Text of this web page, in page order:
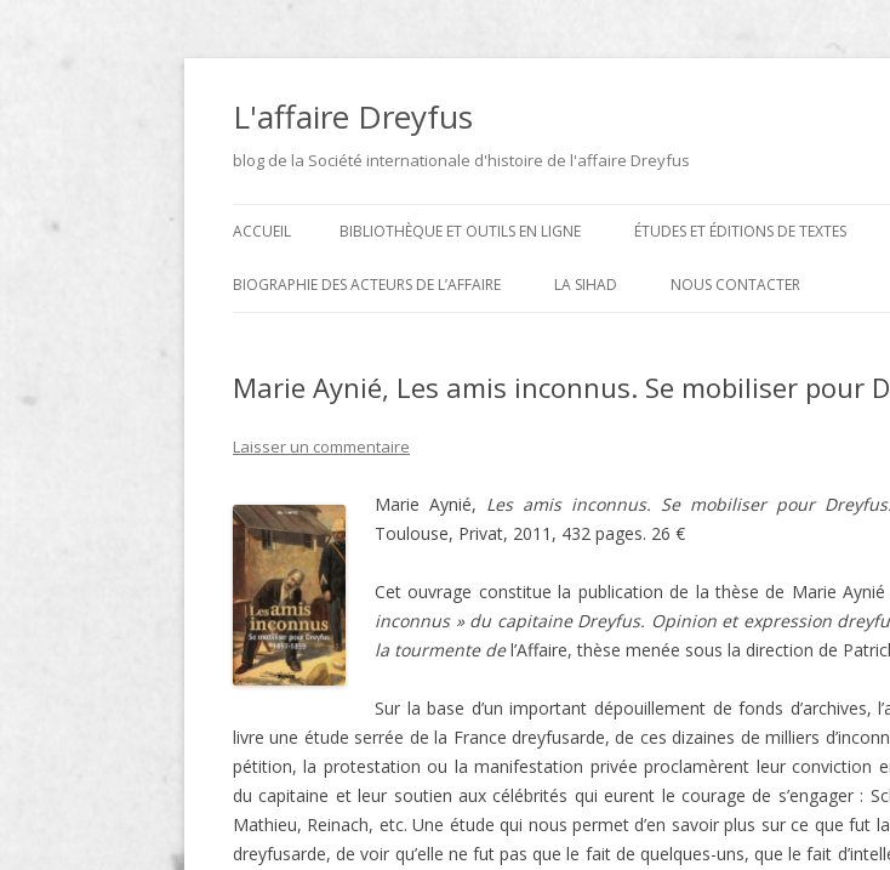
Aller
contenu
L'affaire Dreyfus
blog de la Société internationale d'histoire de l'affaire Dreyfus
ACCUEIL BIBLIOTHÈQUE ET OUTILS EN LIGNE
ARCHIVES
BIOGRAPHIES, ESSAIS, THÈSES ET
ICONOTHÈQUE
CARTES POSTALES ET
L’AFFAIRE DREYFUS AU CINÉMA
DESSINÉES
PHOTOGRAPHIES
PARLEMENTAIRES FRANÇAIS DE
1889 À 1940 DE JEAN JOLLY EN
LE MAITRON EN LIGNE
ÉTUDES ET ÉDITIONS DE TEXTES
ÉDITIONS DE TEXTES
BIOGRAPHIE DES ACTEURS DE L’AFFAIRE
DREYFUS
LA SIHAD NOUS CONTACTER
Marie Aynié, Les amis inconnus. Se mobiliser pour
Laisser un commentaire
Marie Aynié, Les amis inconnus. Se mobiliser pour
Toulouse, Privat, 2011, 432 pages. 26 €
Cet ouvrage constitue la publication de la thèse de Marie Aynié
inconnus » du capitaine Dreyfus. Opinion et expression
la tourmente del’Affaire, thèse menée sous la direction de
Sur la base d’un important dépouillement de fonds d’archives,
livre une étude serrée de la France dreyfusarde, de ces dizaines de milliers
pétition, la protestation ou la manifestation privée proclamèrent leur conviction
du capitaine et leur soutien aux célébrités qui eurent le courage de s’engager :
Mathieu, Reinach, etc. Une étude qui nous permet d’en savoir plus sur ce que fut
dreyfusarde, de voir qu’elle ne fut pas que le fait de quelques-uns, que le fait